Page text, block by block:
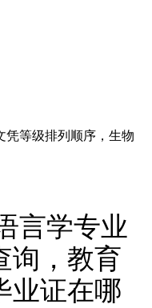
凭等级排列顺序，生物
言学专业
询，教育
业证在哪